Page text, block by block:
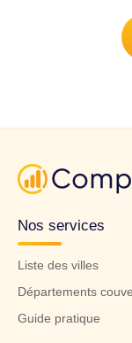
Nos services
Liste des villes
Départements
Guide pratique